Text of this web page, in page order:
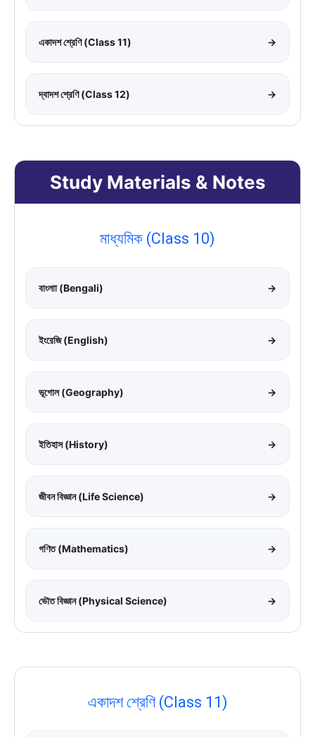
একাদশ শ্রেণি (Class 11) →
দ্বাদশ শ্রেণি (Class 12) →
Study Materials & Notes
মাধ্যমিক (Class 10)
বাংলাা (Bengali) →
ইংরেজি (English) →
ভূগোল (Geography) →
ইতিহাস (History) →
জীবন বিজ্ঞান (Life Science) →
গণিত (Mathematics) →
ভৌত বিজ্ঞান (Physical Science) →
একাদশ শ্রেণি (Class 11)